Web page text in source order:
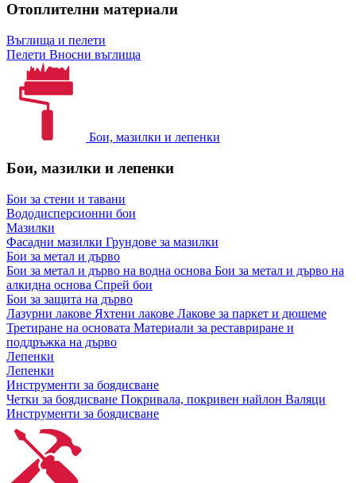
Отоплителни материали
Въглища и пелети
Пелети Вносни въглища
Бои, мазилки и лепенки
Бои, мазилки и лепенки
Бои за стени и тавани
Вододисперсионни бои
Мазилки
Фасадни мазилки Грундове за мазилки
Бои за метал и дърво
Бои за метал и дърво на водна основа Бои за метал и дърво на
алкидна основа Спрей бои
Бои за защита на дърво
Лазурни лакове Яхтени лакове Лакове за паркет и дюшеме
Третиране на основата Материали за реставриране и
поддръжка на дърво
Лепенки
Лепенки
Инструменти за боядисване
Четки за боядисване Покривала, покривен найлон Валяци
Инструменти за боядисване